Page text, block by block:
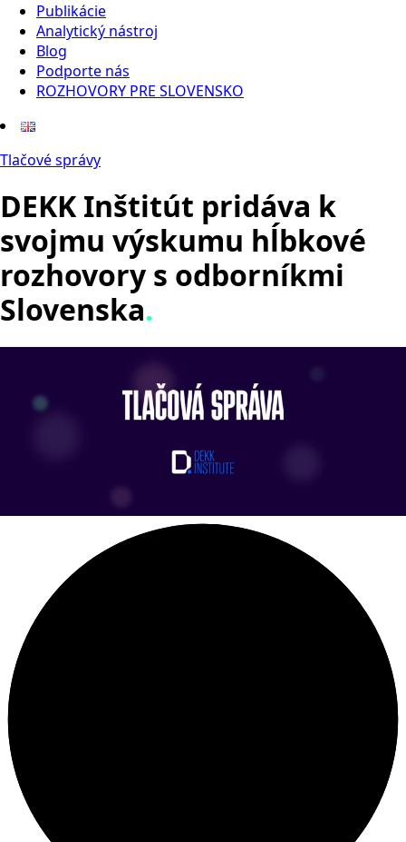
Publikácie
Analytický nástroj
Blog
Podporte nás
ROZHOVORY PRE SLOVENSKO
Tlačové správy
DEKK Inštitút pridáva k
svojmu výskumu hĺbkové
rozhovory s odborníkmi
Slovenska.